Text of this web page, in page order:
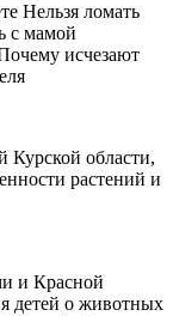
Нельзя ломать
с мамой
исчезают
Курской области,
растений и
и Красной
детей о животных